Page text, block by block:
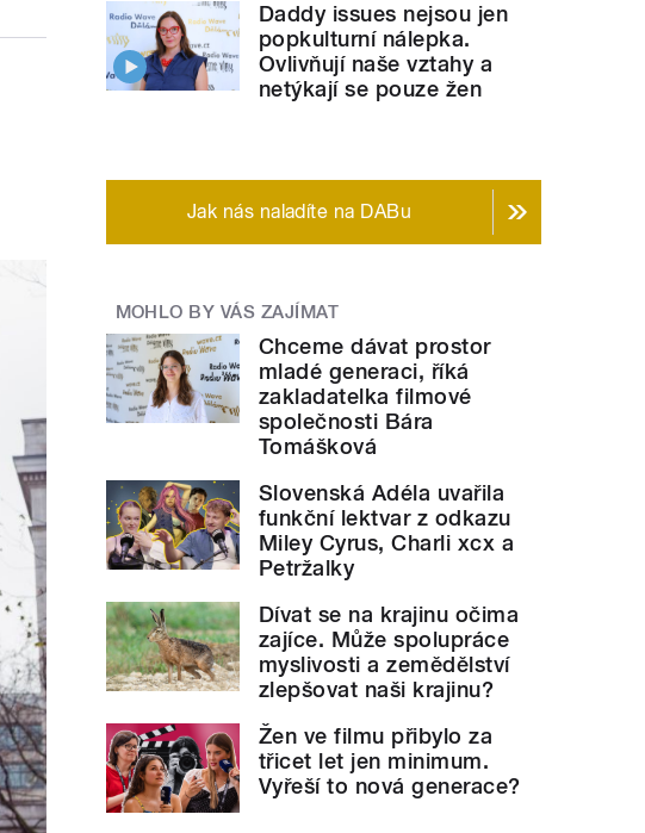
Daddy issues nejsou jen
popkulturní nálepka.
Ovlivňují naše vztahy a
netýkají se pouze žen
Jak nás naladíte na DABu
MOHLO BY VÁS ZAJÍMAT
Chceme dávat prostor
mladé generaci, říká
zakladatelka filmové
společnosti Bára
Tomášková
Slovenská Adéla uvařila
funkční lektvar z odkazu
Miley Cyrus, Charli xcx a
Petržalky
Dívat se na krajinu očima
zajíce. Může spolupráce
myslivosti a zemědělství
zlepšovat naši krajinu?
Žen ve filmu přibylo za
třicet let jen minimum.
Vyřeší to nová generace?